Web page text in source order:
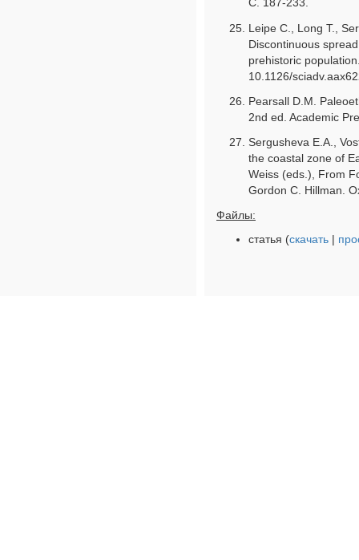
С. 187-233.
Leipe C., Long T.,
Discontinuous
prehistoric
10.1126/
Pearsall D.M.
2nd ed. Academic
Sergusheva E.A.,
the coastal zone of
Weiss (eds.), From
Gordon C. Hillman.
Файлы:
статья (скачать |